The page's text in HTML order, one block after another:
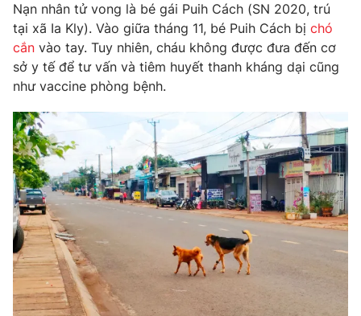
Câu chuyện quốc tế
Tài chính
Thị trường
Góc doanh nghiệp
Dữ liệu và đời sống
Truyền hình
Hậu trường
Nhân vật
Khán giả
Giải sao mai
Giải trí
Điện ảnh
Âm nhạc
Sao
Đời sống
Du lịch
Làm đẹp
Chất lượng cuộc sống
Giáo dục
Tuyển sinh
Học trực tuyến
Công nghệ
Hitech Công nghệ tương lai
Giao lưu trực tuyến
Nạn nhân tử vong là bé gái Puih Cách (SN 2020, trú
tại xã Ia Kly). Vào giữa tháng 11, bé Puih Cách bị chó
cắn vào tay. Tuy nhiên, cháu không được đưa đến cơ
sở y tế để tư vấn và tiêm huyết thanh kháng dại cũng
như vaccine phòng bệnh.